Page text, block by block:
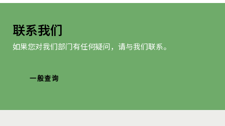
联系我们
如果您对我们部门有任何疑问，请与我们联系。
一般查询